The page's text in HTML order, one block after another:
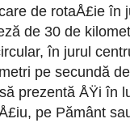
de rotaÅ£ie în
de 30 de
în jurul
pe secundă
prezentă ÅŸi în
pe Pământ